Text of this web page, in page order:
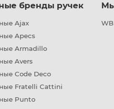
бренды ручек
Ajax
Apecs
Armadillo
Avers
Code Deco
Fratelli Cattini
Punto
WB